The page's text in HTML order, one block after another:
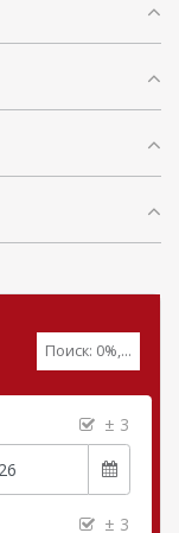
Поиск: 0%,...
± 3
± 3